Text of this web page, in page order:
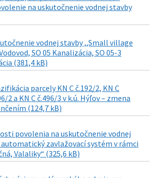
na uskutočnenie vodnej stavby
vodnej stavby ,,Small village
SO 05 Kanalizácia, SO 05-3
(381,4 kB)
parcely KN C č.192/2, KN C
2 a KN C č.496/3 v k.ú. Hýľov – zmena
(124,7 kB)
povolenia na uskutočnenie vodnej
automatický zavlažovací systém v rámci
Valaliky“ (325,6 kB)